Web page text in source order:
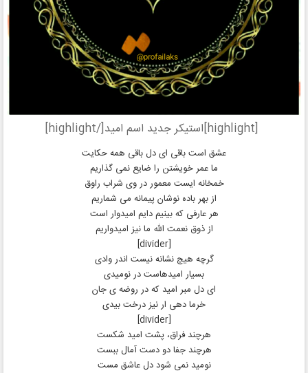
[highlight]استیکر جدید اسم امید[/highlight]
عشق است باقی ای دل باقی همه حکایت
ما عمر خویشتن را ضایع نمی گذاریم
خمخانه ایست معمور در وی شراب راوق
از بهر باده نوشان پیمانه می شماریم
هر عارفی که بینیم دایم امیدوار است
از ذوق نعمت الله ما نیز امیدواریم
[divider]
گرچه هیچ نشانه نیست اندر وادی
بسیار امیدهاست در نومیدی
ای دل مبر امید که در روضه ی جان
خرما دهی ار نیز درخت بیدی
[divider]
هرچند فراق، پشت امید شکست
هرچند جفا دو دست آمال ببست
نومید نمی شود دل عاشق مست